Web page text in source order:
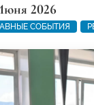
2026
СОБЫТИЯ